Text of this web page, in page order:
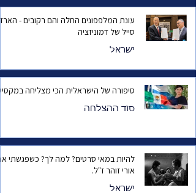
עונת המלפפונים החלה והם רקובים -
סייל של דמוניזציה
ישראל
סיפורה של הישראלית הכי מצליחה
סוד ההצלחה
להיות במאי סרטים? למה לך? כשפגשתי
אורי זוהר ז"ל.
ישראל